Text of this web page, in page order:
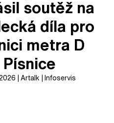
soutěž na
díla pro
metra D
Písnice
Artalk Infoservis